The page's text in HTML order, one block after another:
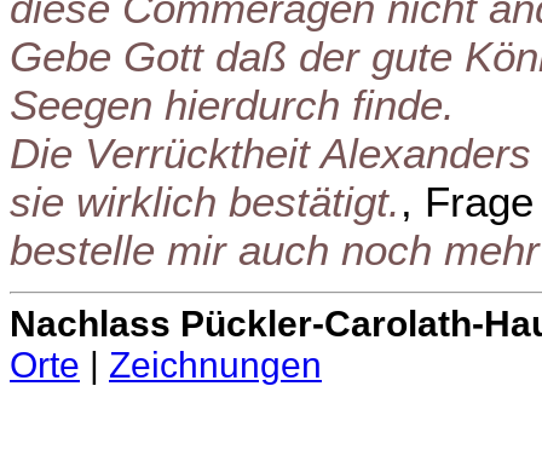
Gebe Gott daß der gute
Seegen hierdurch finde.
Die Verrücktheit
sie wirklich bestätigt.,
bestelle mir auch noch
Nachlass Pückler-Carolath-
Orte | Zeichnungen